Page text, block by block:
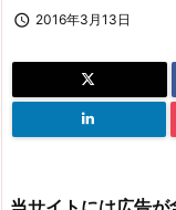
 2016年3月13日